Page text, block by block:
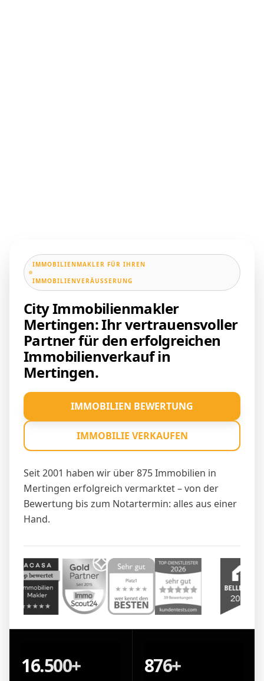
IMMOBILIENMAKLER FÜR IHREN
IMMOBILIENVERÄUSSERUNG
City Immobilienmakler
Mertingen: Ihr vertrauensvoller
Partner für den erfolgreichen
Immobilienverkauf in
Mertingen.
Seit 2001 haben wir über 875 Immobilien in
Mertingen erfolgreich vermarktet – von der
Bewertung bis zum Notartermin: alles aus einer
Hand.
IMMOBILIEN BEWERTUNG
IMMOBILIE VERKAUFEN
16.500+ 876+